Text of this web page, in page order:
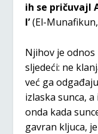
ih se pričuvajl
l’(El-
Njihov je
sljedeći: ne
već ga
izlaska sunca,
onda kada
gavran kljuca,